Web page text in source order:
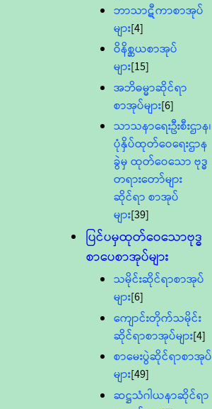
ဘာသာဋီကာစာအုပ်
များ[4]
ဝိနိစ္ဆယစာအုပ်
များ[15]
အဘိဓမ္မာဆိုင်ရာ
စာအုပ်များ[6]
သာသနာရေးဦးစီးဌာန၊
ပုံနှိပ်ထုတ်ဝေရေးဌာန
ခွဲမှ ထုတ်ဝေသော ဗုဒ္ဓ
တရားတော်များ
ဆိုင်ရာ စာအုပ်
များ[39]
ပြင်ပမှထုတ်ဝေသောဗုဒ္ဓ
စာပေစာအုပ်များ
သမိုင်းဆိုင်ရာစာအုပ်
များ[6]
ကျောင်းတိုက်သမိုင်း
ဆိုင်ရာစာအုပ်များ[4]
စာမေးပွဲဆိုင်ရာစာအုပ်
များ[49]
ဆဋ္ဌသံဂါယနာဆိုင်ရာ